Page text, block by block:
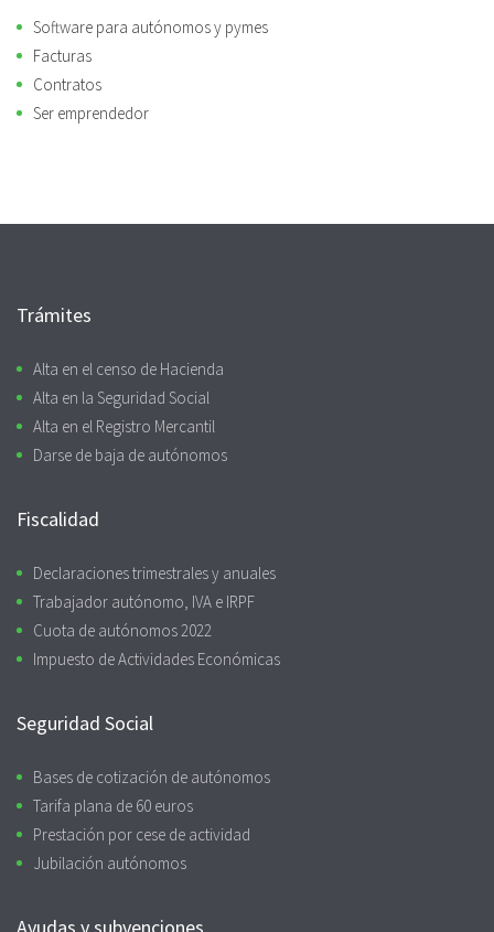
Software para autónomos y pymes
Facturas
Contratos
Ser emprendedor
Trámites
Alta en el censo de Hacienda
Alta en la Seguridad Social
Alta en el Registro Mercantil
Darse de baja de autónomos
Fiscalidad
Declaraciones trimestrales y anuales
Trabajador autónomo, IVA e IRPF
Cuota de autónomos 2022
Impuesto de Actividades Económicas
Seguridad Social
Bases de cotización de autónomos
Tarifa plana de 60 euros
Prestación por cese de actividad
Jubilación autónomos
Ayudas y subvenciones